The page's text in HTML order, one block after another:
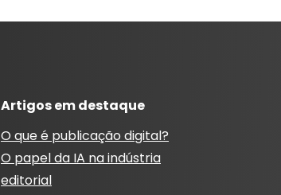
Artigos em destaque
O que é publicação digital?
O papel da IA ​​na indústria
editorial